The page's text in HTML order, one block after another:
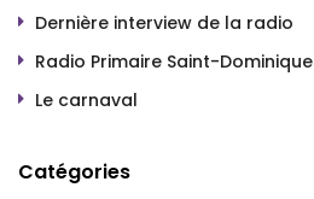
Dernière interview de la radio
Radio Primaire Saint-Dominique
Le carnaval
Catégories